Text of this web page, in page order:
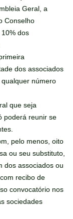
Geral, a
Conselho
dos
dos associados
número
que seja
poderá reunir se
pelo menos, oito
ou seu substituto,
dos associados ou
recibo de
convocatório nos
sociedades